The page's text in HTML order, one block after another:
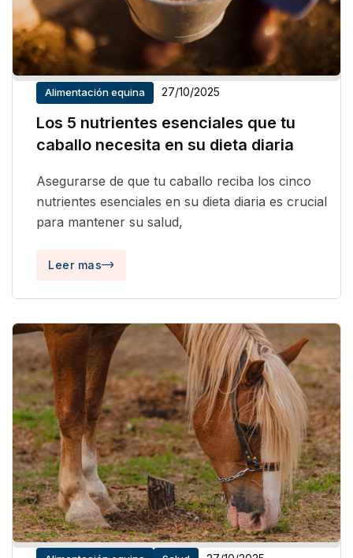
Alimentación equina 27/10/2025
Los 5 nutrientes esenciales que tu
caballo necesita en su dieta diaria
Asegurarse de que tu caballo reciba los cinco
nutrientes esenciales en su dieta diaria es crucial
para mantener su salud,
Leer mas